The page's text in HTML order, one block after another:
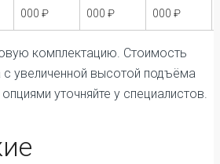
000 ₽
000 ₽
000 ₽
комплектацию. Стоимость
с увеличенной высотой подъёма
уточняйте у специалистов.